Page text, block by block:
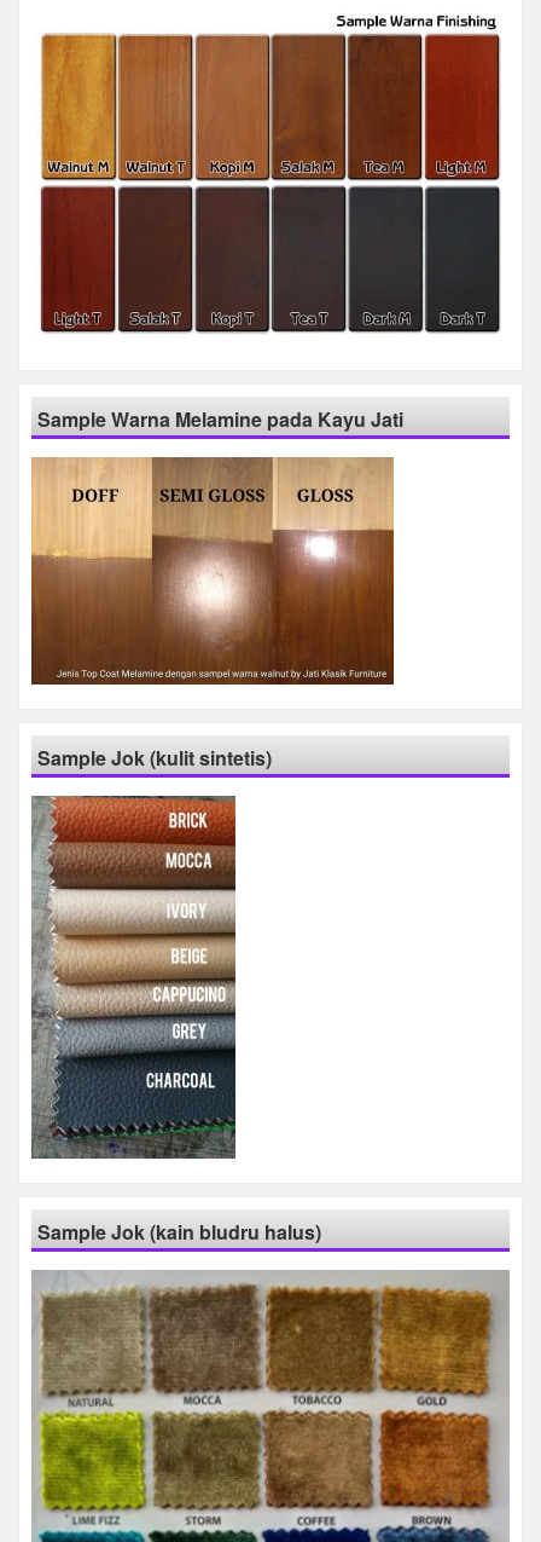
Sample Warna Melamine pada Kayu Jati
Sample Jok (kulit sintetis)
Sample Jok (kain bludru halus)